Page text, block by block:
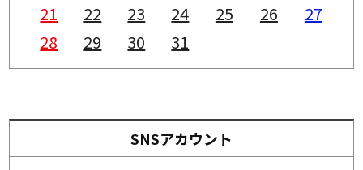
21
22 23 24 25 26
27
28
29 30 31
SNSアカウント